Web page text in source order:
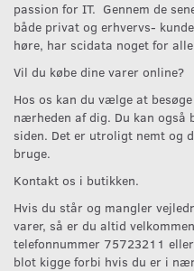
passion for IT. Gennem de
både privat og erhvervs-
høre, har scidata noget for
Vil du købe dine varer online?
Hos os kan du vælge at
nærheden af dig. Du kan også
siden. Det er utroligt nemt og
bruge.
Kontakt os i butikken.
Hvis du står og mangler
varer, så er du altid
telefonnummer 75723211
blot kigge forbi hvis du er i